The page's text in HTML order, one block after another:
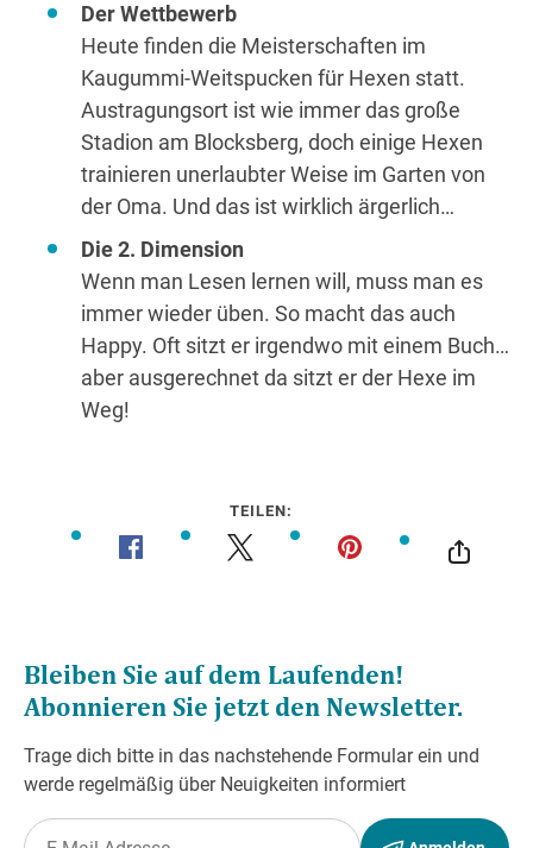
Der Wettbewerb
Heute finden die Meisterschaften im
Kaugummi-Weitspucken für Hexen statt.
Austragungsort ist wie immer das große
Stadion am Blocksberg, doch einige Hexen
trainieren unerlaubter Weise im Garten von
der Oma. Und das ist wirklich ärgerlich…
Die 2. Dimension
Wenn man Lesen lernen will, muss man es
immer wieder üben. So macht das auch
Happy. Oft sitzt er irgendwo mit einem Buch…
aber ausgerechnet da sitzt er der Hexe im
Weg!
TEILEN: